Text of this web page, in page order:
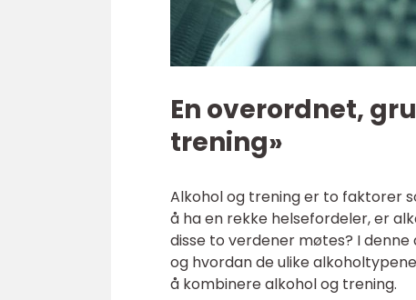
En overordnet,
trening»
Alkohol og trening er to faktorer
å ha en rekke helsefordeler, er
disse to verdener møtes? I
og hvordan de ulike
å kombinere alkohol og trening.